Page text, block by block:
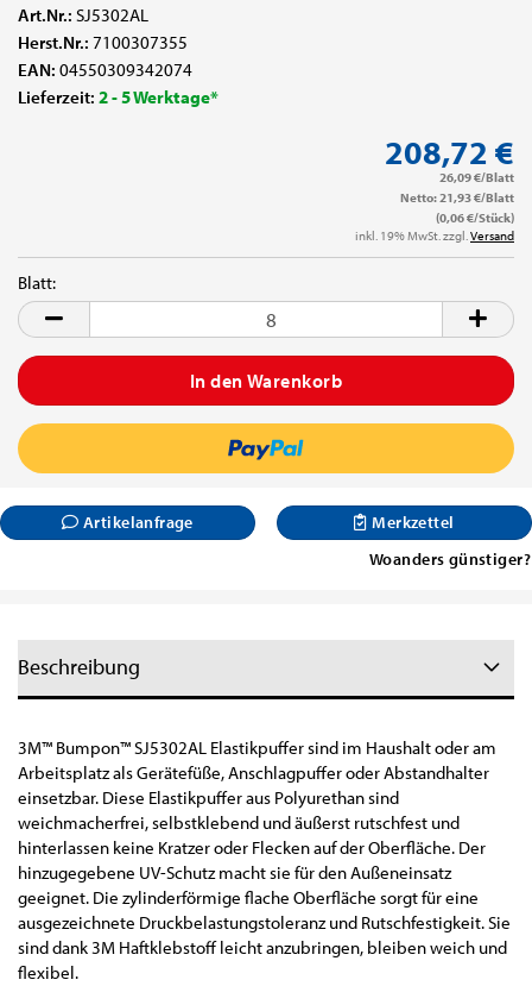
Art.Nr.: SJ5302AL
Herst.Nr.: 7100307355
EAN: 04550309342074
Lieferzeit: 2 - 5 Werktage*
208,72 €
26,09 €/Blatt
Netto: 21,93 €/Blatt
(0,06 €/Stück)
inkl. 19% MwSt. zzgl.Versand
Blatt:
Blatt
Artikelanfrage
Merkzettel
Woanders günstiger?
Beschreibung
3M™ Bumpon™ SJ5302AL Elastikpuffer sind im Haushalt oder am
Arbeitsplatz als Gerätefüße, Anschlagpuffer oder Abstandhalter
einsetzbar. Diese Elastikpuffer aus Polyurethan sind
weichmacherfrei, selbstklebend und äußerst rutschfest und
hinterlassen keine Kratzer oder Flecken auf der Oberfläche. Der
hinzugegebene UV-Schutz macht sie für den Außeneinsatz
geeignet. Die zylinderförmige flache Oberfläche sorgt für eine
ausgezeichnete Druckbelastungstoleranz und Rutschfestigkeit. Sie
sind dank 3M Haftklebstoff leicht anzubringen, bleiben weich und
flexibel.